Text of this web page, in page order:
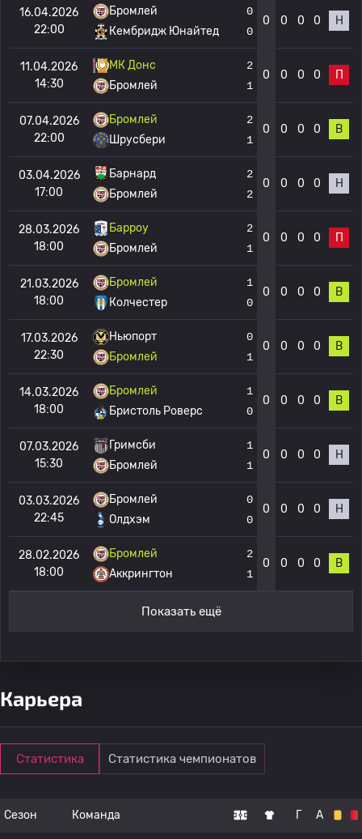
16.04.2026
22:00
Бромлей
Кембридж Юнайтед
0
0
0 0 0 0 Н
11.04.2026
14:30
МК Донс
Бромлей
2
1
0 0 0 0 П
07.04.2026
22:00
Бромлей
Шрусбери
2
1
0 0 0 0 В
03.04.2026
17:00
Барнард
Бромлей
2
2
0 0 0 0 Н
28.03.2026
18:00
Барроу
Бромлей
2
1
0 0 0 0 П
21.03.2026
18:00
Бромлей
Колчестер
1
0
0 0 0 0 В
17.03.2026
22:30
Ньюпорт
Бромлей
0
1
0 0 0 0 В
14.03.2026
18:00
Бромлей
Бристоль Роверс
1
0
0 0 0 0 В
07.03.2026
15:30
Гримсби
Бромлей
1
1
0 0 0 0 Н
03.03.2026
22:45
Бромлей
Олдхэм
0
0
0 0 0 0 Н
28.02.2026
18:00
Бромлей
Аккрингтон
2
1
0 0 0 0 В
Показать ещё
Карьера
Статистика Статистика чемпионатов
Сезон Команда Г А